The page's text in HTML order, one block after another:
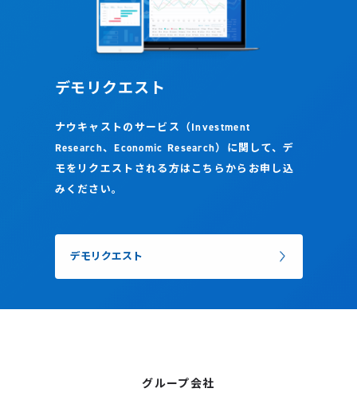
デモリクエスト
ナウキャストのサービス（Investment
Research、Economic Research）に関して、デ
モをリクエストされる方はこちらからお申し込
みください。
デモリクエスト
グループ会社